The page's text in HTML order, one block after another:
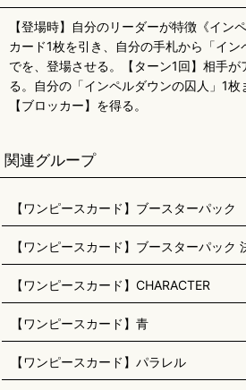
【登場時】自分のリーダーが特徴《イン
カード1枚を引き、自分の手札から「イン
でを、登場させる。【ターン1回】相手が
る。自分の「インペルダウンの囚人」1枚
【ブロッカー】を得る。
関連グループ
【ワンピースカード】ブースターパック
【ワンピースカード】ブースターパック
【ワンピースカード】CHARACTER
【ワンピースカード】青
【ワンピースカード】パラレル